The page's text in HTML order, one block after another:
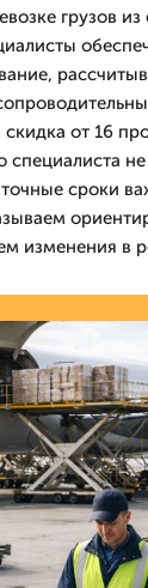
грузов
скидка от 16
не
сроки
изменения в